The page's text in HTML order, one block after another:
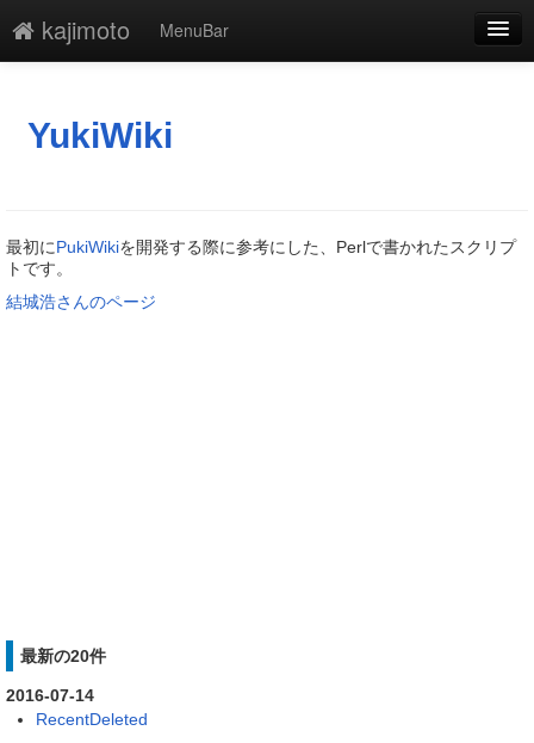
kajimoto
MenuBar
添付
最終更新
一覧
YukiWiki
最初にPukiWikiを開発する際に参考にした、Perlで書かれたスクリプ
トです。
結城浩さんのページ
最新の20件
2016-07-14
RecentDeleted